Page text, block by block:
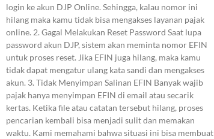
login ke akun DJP Online. Sehingga, kalau nomor ini
hilang maka kamu tidak bisa mengakses layanan pajak
online. 2. Gagal Melakukan Reset Password Saat lupa
password akun DJP, sistem akan meminta nomor EFIN
untuk proses reset. Jika EFIN juga hilang, maka kamu
tidak dapat mengatur ulang kata sandi dan mengakses
akun. 3. Tidak Menyimpan Salinan EFIN Banyak wajib
pajak hanya menyimpan EFIN di email atau secarik
kertas. Ketika file atau catatan tersebut hilang, proses
pencarian kembali bisa menjadi sulit dan memakan
waktu. Kami memahami bahwa situasi ini bisa membuat